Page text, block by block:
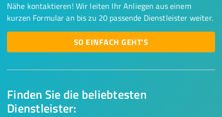
Finden Sie die beliebtesten
Dienstleister:
Nähe kontaktieren! Wir leiten Ihr Anliegen aus einem
kurzen Formular an bis zu 20 passende Dienstleister weiter.
SO EINFACH GEHT'S